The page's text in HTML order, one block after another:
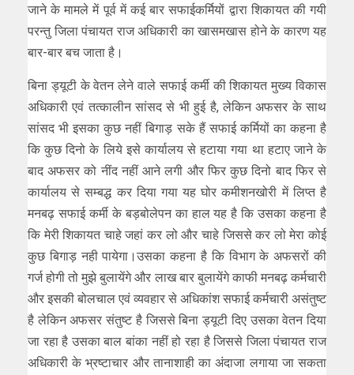
जाने के मामले में पूर्व में कई बार सफाईकर्मियों द्वारा शिकायत की गयी
परन्तु जिला पंचायत राज अधिकारी का खासमखास होने के कारण यह
बार-बार बच जाता है।
बिना ड्यूटी के वेतन लेने वाले सफाई कर्मी की शिकायत मुख्य विकास
अधिकारी एवं तत्कालीन सांसद से भी हुई है, लेकिन अफसर के साथ
सांसद भी इसका कुछ नहीं बिगाड़ सके हैं सफाई कर्मियों का कहना है
कि कुछ दिनो के लिये इसे कार्यालय से हटाया गया था हटाए जाने के
बाद अफसर को नींद नहीं आने लगी और फिर कुछ दिनो बाद फिर से
कार्यालय से सम्बद्ध कर दिया गया यह घोर कमीशनखोरी में लिप्त है
मनबढ़ सफाई कर्मी के बड़बोलेपन का हाल यह है कि उसका कहना है
कि मेरी शिकायत चाहे जहां कर लो और चाहे जिससे कर लो मेरा कोई
कुछ बिगाड़ नही पायेगा।उसका कहना है कि विभाग के अफसरों की
गर्ज होगी तो मुझे बुलायेंगे और लाख बार बुलायेंगे काफी मनबढ़ कर्मचारी
और इसकी बोलचाल एवं व्यवहार से अधिकांश सफाई कर्मचारी असंतुष्ट
है लेकिन अफसर संतुष्ट है जिससे बिना ड्यूटी दिए उसका वेतन दिया
जा रहा है उसका बाल बांका नहीं हो रहा है जिससे जिला पंचायत राज
अधिकारी के भ्रष्टाचार और तानाशाही का अंदाजा लगाया जा सकता